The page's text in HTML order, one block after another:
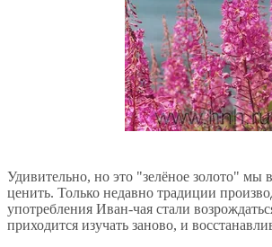
Удивительно, но это "зелёное золото" мы
ценить. Только недавно традиции
употребления Иван-чая стали
приходится изучать заново, и